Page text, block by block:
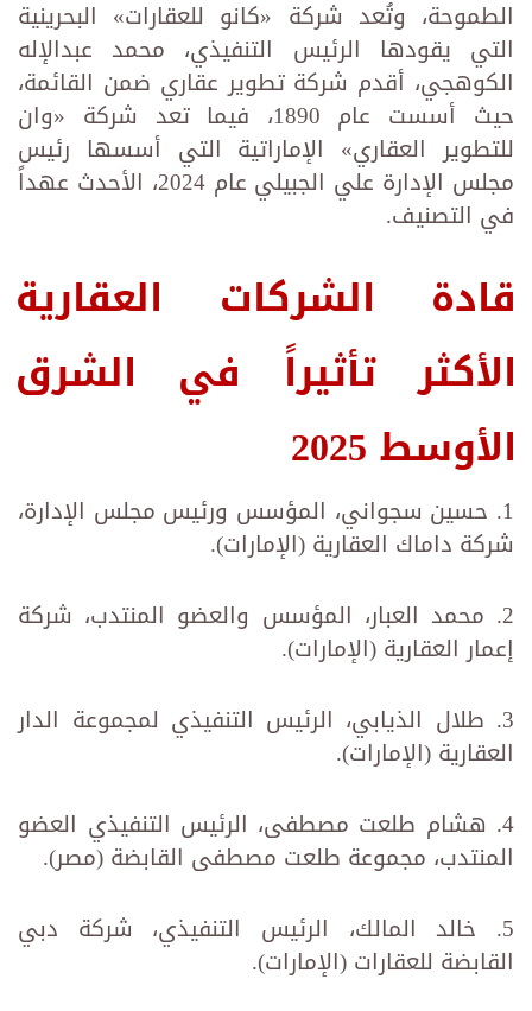
الطموحة، وتُعد شركة «كانو للعقارات» البحرينية
التي يقودها الرئيس التنفيذي، محمد عبدالإله
الكوهجي، أقدم شركة تطوير عقاري ضمن القائمة،
حيث أسست عام 1890، فيما تعد شركة «وان
للتطوير العقاري» الإماراتية التي أسسها رئيس
مجلس الإدارة علي الجبيلي عام 2024، الأحدث عهداً
في التصنيف.
قادة الشركات العقارية
الأكثر تأثيراً في الشرق
الأوسط 2025
1. حسين سجواني، المؤسس ورئيس مجلس الإدارة،
شركة داماك العقارية (الإمارات).
2. محمد العبار، المؤسس والعضو المنتدب، شركة
إعمار العقارية (الإمارات).
3. طلال الذيابي، الرئيس التنفيذي لمجموعة الدار
العقارية (الإمارات).
4. هشام طلعت مصطفى، الرئيس التنفيذي العضو
المنتدب، مجموعة طلعت مصطفى القابضة (مصر).
5. خالد المالك، الرئيس التنفيذي، شركة دبي
القابضة للعقارات (الإمارات).